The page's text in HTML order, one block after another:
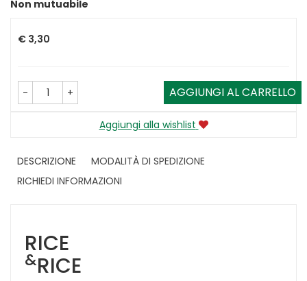
Non mutuabile
€ 3,30
- + AGGIUNGI AL CARRELLO
Aggiungi alla wishlist
DESCRIZIONE
MODALITÀ DI SPEDIZIONE
RICHIEDI INFORMAZIONI
RICE
&RICE